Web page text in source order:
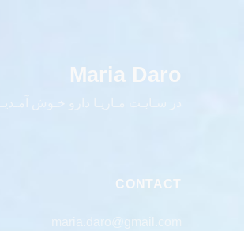
Maria Daro
در سـایـت مـاریـا دارو خـوش آمـدیـد
CONTACT